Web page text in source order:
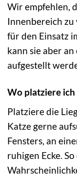
Wir empfehlen,
Innenbereich zu
für den Einsatz
kann sie aber
aufgestellt
Wo platziere ich
Platziere die
Katze gerne
Fensters, an
ruhigen Ecke.